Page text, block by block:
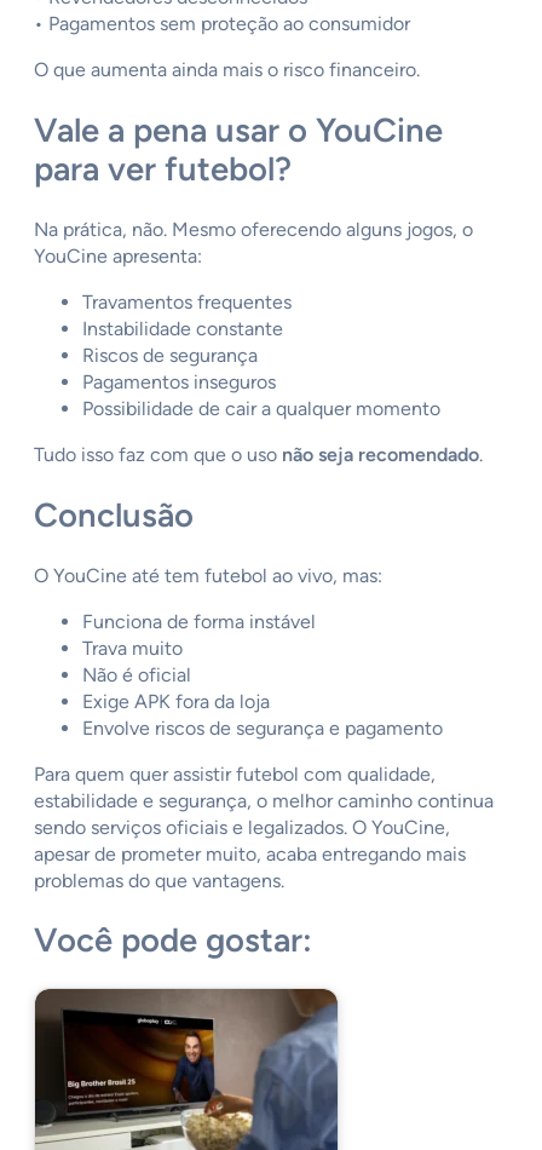
• Pagamentos sem proteção ao consumidor
O que aumenta ainda mais o risco financeiro.
Vale a pena usar o YouCine
para ver futebol?
Na prática, não. Mesmo oferecendo alguns jogos, o
YouCine apresenta:
Travamentos frequentes
Instabilidade constante
Riscos de segurança
Pagamentos inseguros
Possibilidade de cair a qualquer momento
Tudo isso faz com que o uso não seja recomendado.
Conclusão
O YouCine até tem futebol ao vivo, mas:
Funciona de forma instável
Trava muito
Não é oficial
Exige APK fora da loja
Envolve riscos de segurança e pagamento
Para quem quer assistir futebol com qualidade,
estabilidade e segurança, o melhor caminho continua
sendo serviços oficiais e legalizados. O YouCine,
apesar de prometer muito, acaba entregando mais
problemas do que vantagens.
Você pode gostar: